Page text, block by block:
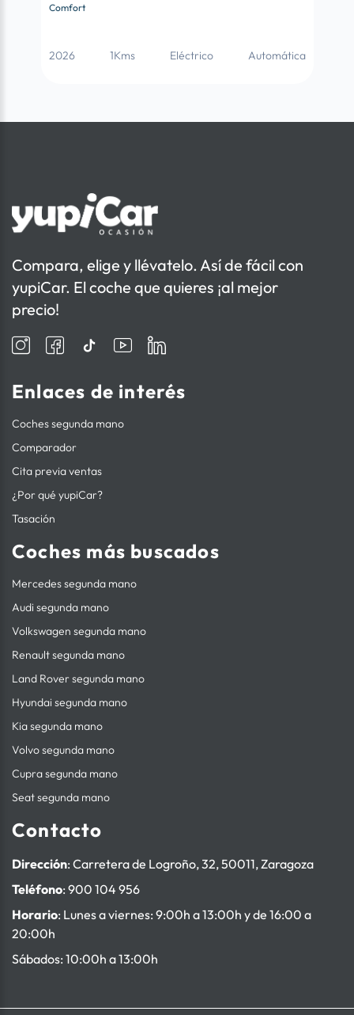
Comfort
2026 1Kms Eléctrico Automática
Compara, elige y llévatelo. Así de fácil con
yupiCar. El coche que quieres ¡al mejor
precio!
Enlaces de interés
Coches segunda mano
Comparador
Cita previa ventas
¿Por qué yupiCar?
Tasación
Coches más buscados
Mercedes segunda mano
Audi segunda mano
Volkswagen segunda mano
Renault segunda mano
Land Rover segunda mano
Hyundai segunda mano
Kia segunda mano
Volvo segunda mano
Cupra segunda mano
Seat segunda mano
Contacto
Dirección: Carretera de Logroño, 32, 50011, Zaragoza
Teléfono: 900 104 956
Horario: Lunes a viernes: 9:00h a 13:00h y de 16:00 a
20:00h
Sábados: 10:00h a 13:00h